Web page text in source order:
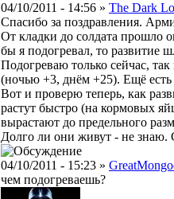
04/10/2011 - 14:56 » The Dark
Спасибо за поздравления.
От кладки до солдата прошло
бы я подогревал, то развитие
Подогреваю только сейчас,
(ночью +3, днём +25). Ещё есть
Вот и проверю теперь, как
растут быстро (на кормовых
вырастают до предельного
Долго ли они живут - не знаю.
04/10/2011 - 15:23 »
чем подогреваешь?